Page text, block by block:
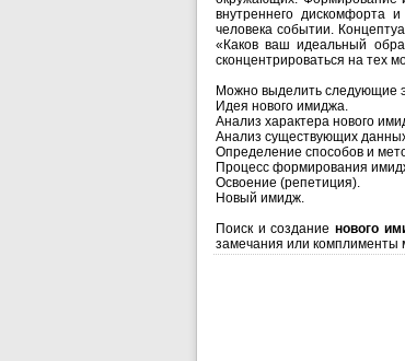
внутреннего дискомфорта
человека событии.
«Каков ваш идеальный
сконцентрироваться на тех
Можно выделить следующие
Идея нового имиджа.
Анализ характера нового
Анализ существующих
Определение способов и
Процесс формирования
Освоение (репетиция).
Новый имидж.
Поиск и создание нового
замечания или комплименты